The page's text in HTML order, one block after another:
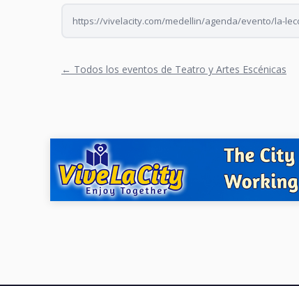
https://vivelacity.com/medellin/agenda/evento/la-
← Todos los eventos de Teatro y Artes Escénicas